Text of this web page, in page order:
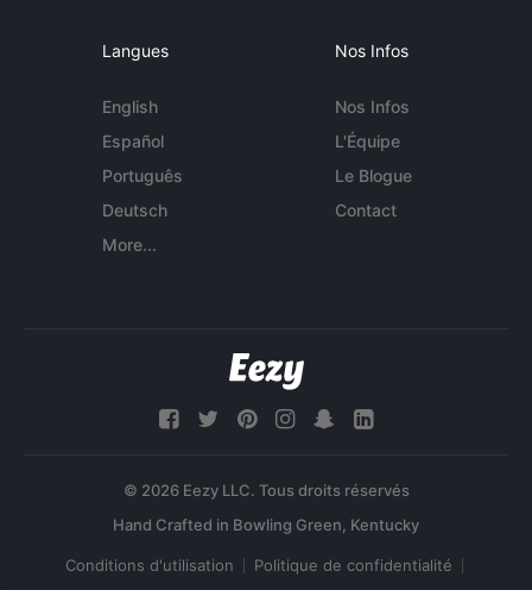
Langues
English
Español
Português
Deutsch
More...
Nos Infos
Nos Infos
L'Équipe
Le Blogue
Contact
© 2026 Eezy LLC. Tous droits réservés
Conditions d'utilisation Politique de confidentialité